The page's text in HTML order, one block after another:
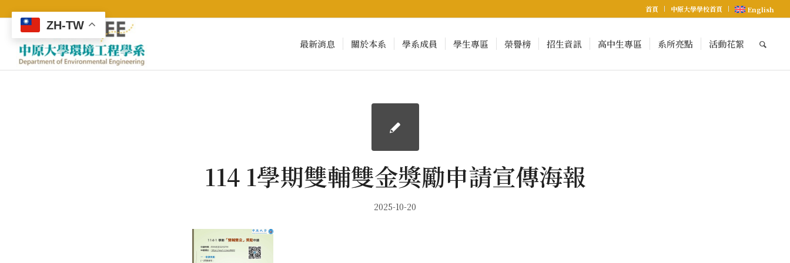
首頁 中原大學學校首頁 English
最新消息 關於本系 學系成員 學生專區 榮譽榜 招生資訊 高中生專區 系所亮點 活動花絮
114 1學期雙輔雙金獎勵申請宣傳海報
2025-10-20
ZH-TW